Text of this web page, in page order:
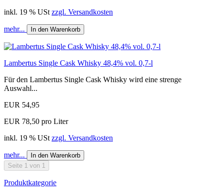
inkl. 19 % USt zzgl. Versandkosten
mehr... In den Warenkorb
Lambertus Single Cask Whisky 48,4% vol. 0,7-l
Für den Lambertus Single Cask Whisky wird eine strenge
Auswahl...
EUR 54,95
EUR 78,50 pro Liter
inkl. 19 % USt zzgl. Versandkosten
mehr...
In den Warenkorb
Seite 1 von 1
Produktkategorie